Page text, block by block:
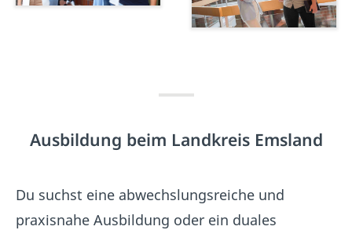
Ausbildung beim Landkreis Emsland
Du suchst eine abwechslungsreiche und
praxisnahe Ausbildung oder ein duales